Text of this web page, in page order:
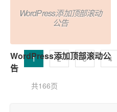
WordPress添加顶部滚动
公告
1 2 3 4
共166页